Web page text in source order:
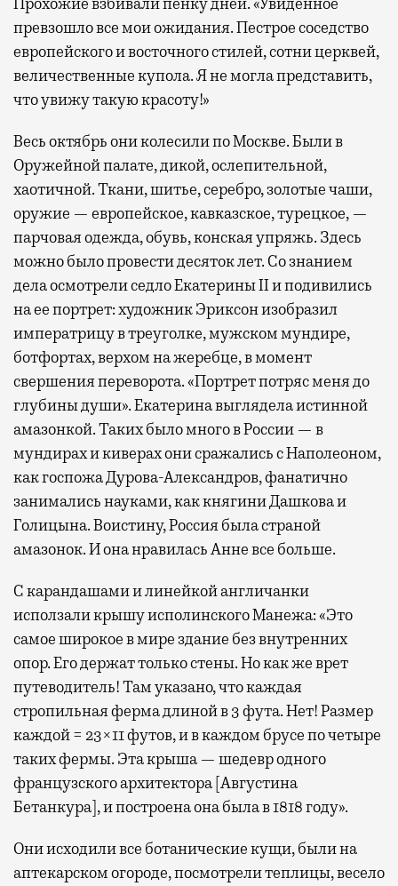
превзошло все мои ожидания. Пестрое соседство
европейского и восточного стилей, сотни церквей,
величественные купола. Я не могла представить,
что увижу такую красоту!»
Весь октябрь они колесили по Москве. Были в
Оружейной палате, дикой, ослепительной,
хаотичной. Ткани, шитье, серебро, золотые чаши,
оружие — европейское, кавказское, турецкое, —
парчовая одежда, обувь, конская упряжь. Здесь
можно было провести десяток лет. Со знанием
дела осмотрели седло Екатерины II и подивились
на ее портрет: художник Эриксон изобразил
императрицу в треуголке, мужском мундире,
ботфортах, верхом на жеребце, в момент
свершения переворота. «Портрет потряс меня до
глубины души». Екатерина выглядела истинной
амазонкой. Таких было много в России — в
мундирах и киверах они сражались с Наполеоном,
как госпожа Дурова-Александров, фанатично
занимались науками, как княгини Дашкова и
Голицына. Воистину, Россия была страной
амазонок. И она нравилась Анне все больше.
С карандашами и линейкой англичанки
исползали крышу исполинского Манежа: «Это
самое широкое в мире здание без внутренних
опор. Его держат только стены. Но как же врет
путеводитель! Там указано, что каждая
стропильная ферма длиной в 3 фута. Нет! Размер
каждой = 23×11 футов, и в каждом брусе по четыре
таких фермы. Эта крыша — шедевр одного
французского архитектора [Августина
Бетанкура], и построена она была в 1818 году».
Они исходили все ботанические кущи, были на
аптекарском огороде, посмотрели теплицы, весело